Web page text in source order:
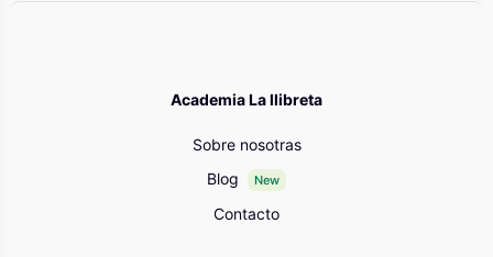
Academia La llibreta
Sobre nosotras
Blog
New
Contacto